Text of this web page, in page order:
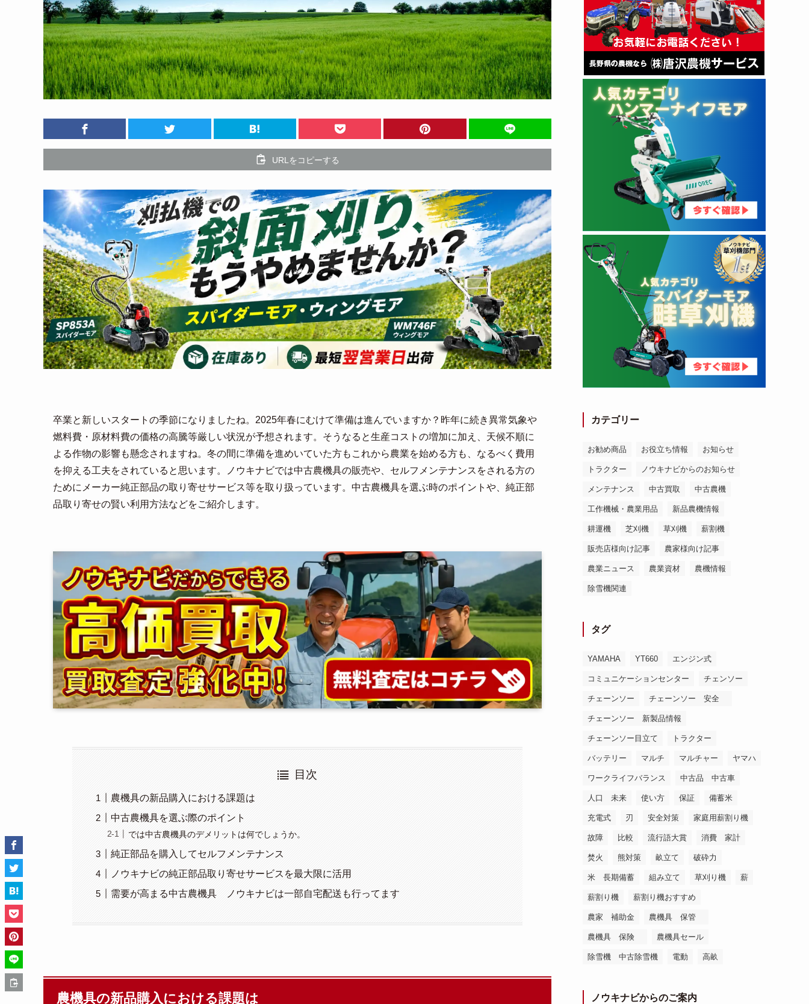
URLをコピーする
卒業と新しいスタートの季節になりましたね。2025年春にむけて準備は進んでいますか？昨年に続き異常気象や
燃料費・原材料費の価格の高騰等厳しい状況が予想されます。そうなると生産コストの増加に加え、天候不順に
よる作物の影響も懸念されますね。冬の間に準備を進めいていた方もこれから農業を始める方も、なるべく費用
を抑える工夫をされていると思います。ノウキナビでは中古農機具の販売や、セルフメンテナンスをされる方の
ためにメーカー純正部品の取り寄せサービス等を取り扱っています。中古農機具を選ぶ時のポイントや、純正部
品取り寄せの賢い利用方法などをご紹介します。
目次
農機具の新品購入における課題は
中古農機具を選ぶ際のポイント
では中古農機具のデメリットは何でしょうか。
純正部品を購入してセルフメンテナンス
ノウキナビの純正部品取り寄せサービスを最大限に活用
需要が高まる中古農機具 ノウキナビは一部自宅配送も行ってます
農機具の新品購入における課題は
カテゴリー
お勧め商品 お役立ち情報 お知らせ
トラクター ノウキナビからのお知らせ
メンテナンス 中古買取 中古農機
工作機械・農業用品 新品農機情報
耕運機 芝刈機 草刈機 薪割機
販売店様向け記事 農家様向け記事
農業ニュース 農業資材 農機情報
除雪機関連
タグ
YAMAHA YT660 エンジン式
コミュニケーションセンター チェンソー
チェーンソー チェーンソー 安全
チェーンソー 新製品情報
チェーンソー目立て トラクター
バッテリー マルチ マルチャー ヤマハ
ワークライフバランス 中古品 中古車
人口 未来 使い方 保証 備蓄米
充電式 刃 安全対策 家庭用薪割り機
故障 比較 流行語大賞 消費 家計
焚火 熊対策 畝立て 破砕力
米 長期備蓄 組み立て 草刈り機 薪
薪割り機 薪割り機おすすめ
農家 補助金 農機具 保管
農機具 保険 農機具セール
除雪機 中古除雪機 電動 高畝
ノウキナビからのご案内